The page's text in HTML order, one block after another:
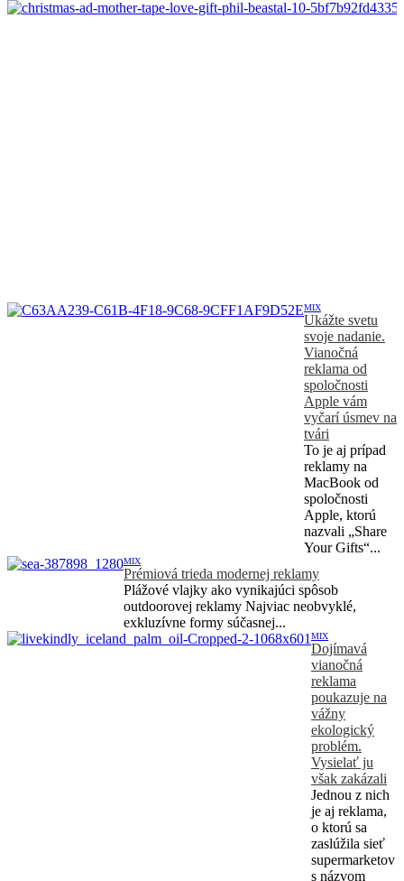
MIX
Ukážte svetu
svoje nadanie.
Vianočná
reklama od
spoločnosti
Apple vám
vyčarí úsmev na
tvári
To je aj prípad
reklamy na
MacBook od
spoločnosti
Apple, ktorú
nazvali „Share
Your Gifts“...
MIX
Prémiová trieda modernej reklamy
Plážové vlajky ako vynikajúci spôsob
outdoorovej reklamy Najviac neobvyklé,
exkluzívne formy súčasnej...
MIX
Dojímavá
vianočná
reklama
poukazuje na
vážny
ekologický
problém.
Vysielať ju
však zakázali
Jednou z nich
je aj reklama,
o ktorú sa
zaslúžila sieť
supermarketov
s názvom